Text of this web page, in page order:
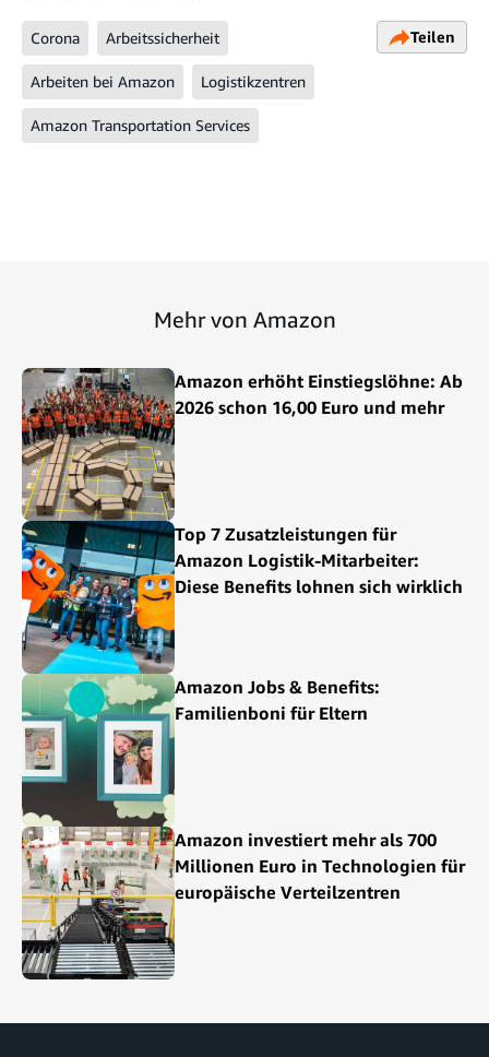
Corona Arbeitssicherheit
Arbeiten bei Amazon Logistikzentren
Amazon Transportation Services
Teilen
Mehr von Amazon
Amazon erhöht Einstiegslöhne: Ab
2026 schon 16,00 Euro und mehr
Top 7 Zusatzleistungen für
Amazon Logistik-Mitarbeiter:
Diese Benefits lohnen sich wirklich
Amazon Jobs & Benefits:
Familienboni für Eltern
Amazon investiert mehr als 700
Millionen Euro in Technologien für
europäische Verteilzentren